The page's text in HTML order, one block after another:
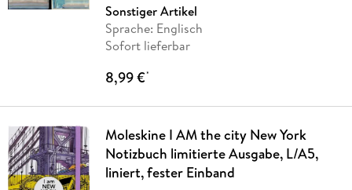
Sonstiger Artikel
Sprache: Englisch
Sofort lieferbar
8,99 €*
Moleskine I AM the city New York
Notizbuch limitierte Ausgabe, L/A5,
liniert, fester Einband